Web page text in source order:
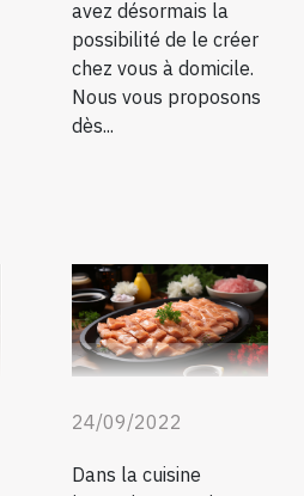
avez désormais la
possibilité de le créer
chez vous à domicile.
Nous vous proposons
dès...
24/09/2022
Dans la cuisine